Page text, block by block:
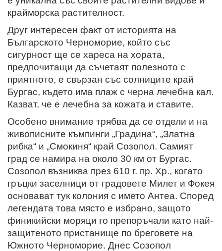
крайморска растителност.
Друг интересен факт от историята на
Българското Черноморие, който със
сигурност ще се хареса на хората,
предпочитащи да съчетаят полезното с
приятното, е свързан със солниците край
Бургас, където има плаж с черна лечебна кал.
Казват, че е лечебна за кожата и ставите.
Особено внимание трябва да се отдели и на
живописните къмпинги „Градина“, „Златна
рибка“ и „Смокиня“ край Созопол. Самият
град се намира на около 30 км от Бургас.
Созопол възниква през 610 г. пр. Хр., когато
гръцки заселници от градовете Милет и Фокея
основават тук колония с името Антеа. Според
легендата това място е избрано, защото
финикийски моряци го препоръчали като най-
защитеното пристанище по бреговете на
Южното Черноморие. Днес Созопол